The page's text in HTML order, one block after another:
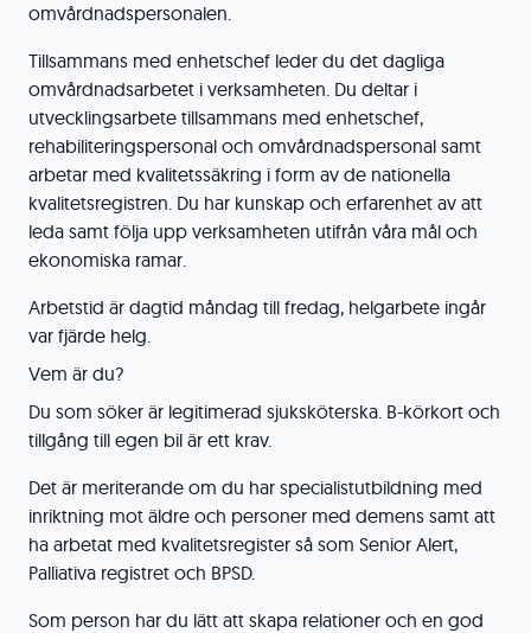
omvårdnadspersonalen.
Tillsammans med enhetschef leder du det dagliga
omvårdnadsarbetet i verksamheten. Du deltar i
utvecklingsarbete tillsammans med enhetschef,
rehabiliteringspersonal och omvårdnadspersonal samt
arbetar med kvalitetssäkring i form av de nationella
kvalitetsregistren. Du har kunskap och erfarenhet av att
leda samt följa upp verksamheten utifrån våra mål och
ekonomiska ramar.
Arbetstid är dagtid måndag till fredag, helgarbete ingår
var fjärde helg.
Vem är du?
Du som söker är legitimerad sjuksköterska. B-körkort och
tillgång till egen bil är ett krav.
Det är meriterande om du har specialistutbildning med
inriktning mot äldre och personer med demens samt att
ha arbetat med kvalitetsregister så som Senior Alert,
Palliativa registret och BPSD.
Som person har du lätt att skapa relationer och en god